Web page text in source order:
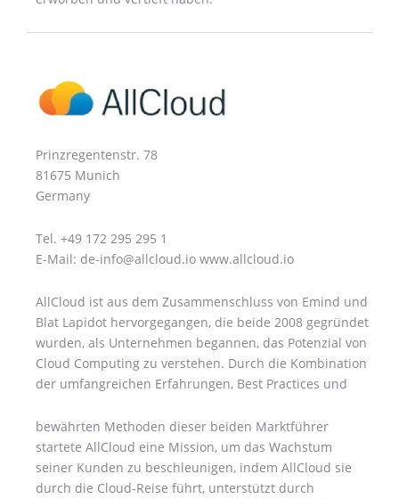
Prinzregentenstr. 78
81675 Munich
Germany
Tel. +49 172 295 295 1
E-Mail: de-info@allcloud.io www.allcloud.io
AllCloud ist aus dem Zusammenschluss von Emind und
Blat Lapidot hervorgegangen, die beide 2008 gegründet
wurden, als Unternehmen begannen, das Potenzial von
Cloud Computing zu verstehen. Durch die Kombination
der umfangreichen Erfahrungen, Best Practices und
bewährten Methoden dieser beiden Marktführer
startete AllCloud eine Mission, um das Wachstum
seiner Kunden zu beschleunigen, indem AllCloud sie
durch die Cloud-Reise führt, unterstützt durch